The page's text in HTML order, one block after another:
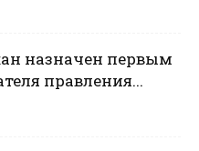
назначен первым
правления...